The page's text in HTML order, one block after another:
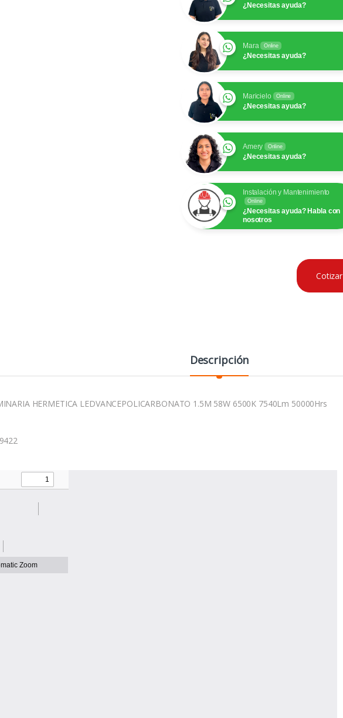
¿Necesitas ayuda?
Mara Online
¿Necesitas ayuda?
Maricielo Online
¿Necesitas ayuda?
Amery Online
¿Necesitas ayuda?
Instalación y Mantenimiento
Online
¿Necesitas ayuda? Habla con
nosotros
Cotizar
Descripción
HERMETICA LEDVANCEPOLICARBONATO 1.5M 58W 6500K 7540Lm 50000Hrs